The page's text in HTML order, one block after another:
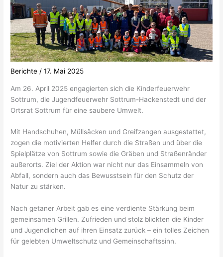
Berichte /17. Mai 2025
Am 26. April 2025 engagierten sich die Kinderfeuerwehr
Sottrum, die Jugendfeuerwehr Sottrum-Hackenstedt und der
Ortsrat Sottrum für eine saubere Umwelt.
Mit Handschuhen, Müllsäcken und Greifzangen ausgestattet,
zogen die motivierten Helfer durch die Straßen und über die
Spielplätze von Sottrum sowie die Gräben und Straßenränder
außerorts. Ziel der Aktion war nicht nur das Einsammeln von
Abfall, sondern auch das Bewusstsein für den Schutz der
Natur zu stärken.
Nach getaner Arbeit gab es eine verdiente Stärkung beim
gemeinsamen Grillen. Zufrieden und stolz blickten die Kinder
und Jugendlichen auf ihren Einsatz zurück – ein tolles Zeichen
für gelebten Umweltschutz und Gemeinschaftssinn.